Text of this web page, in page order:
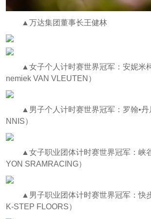
▲万达集团董事长王健林
▲女子个人计时赛世界冠军：安妮米
nemiek VAN VLEUTEN）
▲男子个人计时赛世界冠军：罗翰•
NNIS）
▲女子职业团体计时赛世界冠军：峡
YON SRAMRACING）
▲男子职业团体计时赛世界冠军：快
K-STEP FLOORS）